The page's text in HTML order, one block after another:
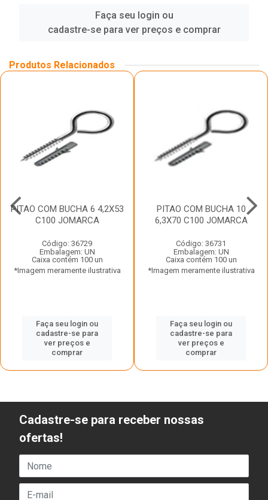
Faça seu login ou
cadastre-se para ver preços e comprar
Produtos Relacionados
PITAO COM BUCHA 6 4,2X53
C100 JOMARCA
Código: 36729
Embalagem: UN
Caixa contém 100 un
*Imagem meramente ilustrativa
Faça seu login ou
cadastre-se para
ver preços e
comprar
PITAO COM BUCHA 10
6,3X70 C100 JOMARCA
Código: 36731
Embalagem: UN
Caixa contém 100 un
*Imagem meramente ilustrativa
Faça seu login ou
cadastre-se para
ver preços e
comprar
Cadastre-se para receber nossas
ofertas!